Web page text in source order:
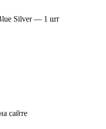
Silver — 1 шт
сайте